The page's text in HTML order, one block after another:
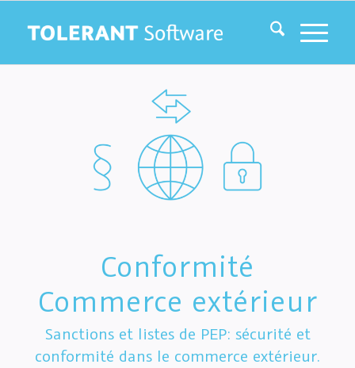
Conformité
Commerce extérieur
Sanctions et listes de PEP: sécurité et
conformité dans le commerce extérieur.